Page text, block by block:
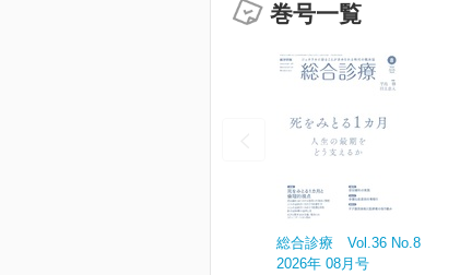
巻号一覧
総合診療 Vol.36 No.8
2026年 08月号